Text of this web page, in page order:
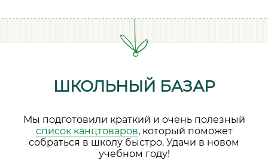
ШКОЛЬНЫЙ БАЗАР
Мы подготовили краткий и очень полезный
список канцтоваров, который поможет
собраться в школу быстро. Удачи в новом
учебном году!